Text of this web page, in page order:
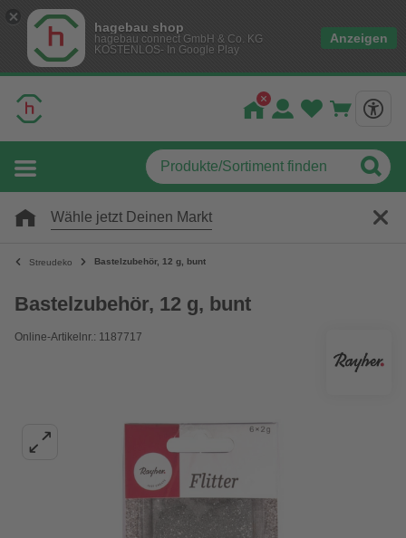
hagebau shop
hagebau connect GmbH & Co. KG
KOSTENLOS- In Google Play
Anzeigen
Wähle jetzt Deinen Markt
Streudeko Bastelzubehör, 12 g, bunt
Bastelzubehör, 12 g, bunt
Online-Artikelnr.: 1187717